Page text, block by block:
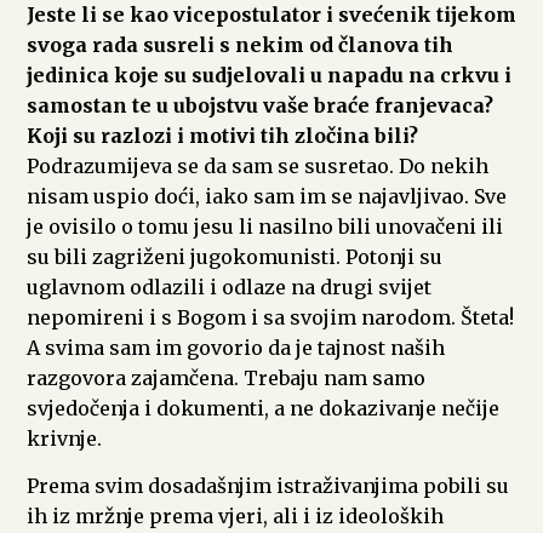
Jeste li se kao vicepostulator i svećenik tijekom
svoga rada susreli s nekim od članova tih
jedinica koje su sudjelovali u napadu na crkvu i
samostan te u ubojstvu vaše braće franjevaca?
Koji su razlozi i motivi tih zločina bili?
Podrazumijeva se da sam se susretao. Do nekih
nisam uspio doći, iako sam im se najavljivao. Sve
je ovisilo o tomu jesu li nasilno bili unovačeni ili
su bili zagriženi jugokomunisti. Potonji su
uglavnom odlazili i odlaze na drugi svijet
nepomireni i s Bogom i sa svojim narodom. Šteta!
A svima sam im govorio da je tajnost naših
razgovora zajamčena. Trebaju nam samo
svjedočenja i dokumenti, a ne dokazivanje nečije
krivnje.
Prema svim dosadašnjim istraživanjima pobili su
ih iz mržnje prema vjeri, ali i iz ideoloških